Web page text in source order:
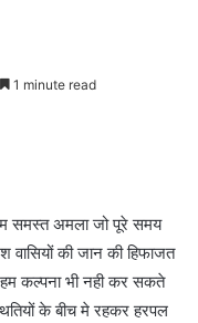
1 minute read
समस्त अमला जो पूरे समय
की जान की हिफाजत
कल्पना भी नही कर सकते
के बीच मे रहकर हरपल